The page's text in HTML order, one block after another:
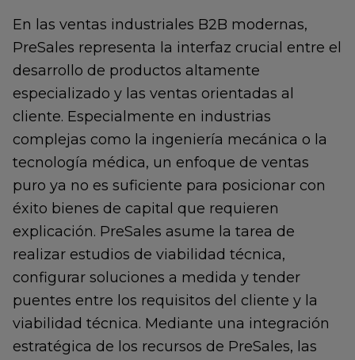
En las ventas industriales B2B modernas,
PreSales representa la interfaz crucial entre el
desarrollo de productos altamente
especializado y las ventas orientadas al
cliente. Especialmente en industrias
complejas como la ingeniería mecánica o la
tecnología médica, un enfoque de ventas
puro ya no es suficiente para posicionar con
éxito bienes de capital que requieren
explicación. PreSales asume la tarea de
realizar estudios de viabilidad técnica,
configurar soluciones a medida y tender
puentes entre los requisitos del cliente y la
viabilidad técnica. Mediante una integración
estratégica de los recursos de PreSales, las